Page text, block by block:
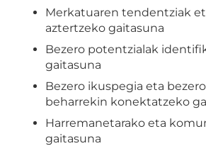
Merkatuaren tendentziak
aztertzeko gaitasuna
Bezero potentzialak
gaitasuna
Bezero ikuspegia eta
beharrekin konektatzeko
Harremanetarako eta
gaitasuna